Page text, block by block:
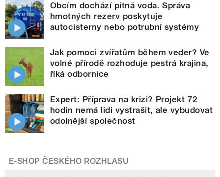
Obcím dochází pitná voda. Správa
hmotných rezerv poskytuje
autocisterny nebo potrubní systémy
Jak pomoci zvířatům během veder? Ve
volné přírodě rozhoduje pestrá krajina,
říká odbornice
Expert: Příprava na krizi? Projekt 72
hodin nemá lidi vystrašit, ale vybudovat
odolnější společnost
E-SHOP ČESKÉHO ROZHLASU